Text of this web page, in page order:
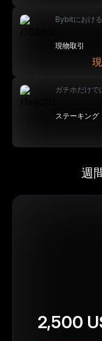
Bybitにおけ
現物取引
ガチホだけで
ステーキング
週
2,500